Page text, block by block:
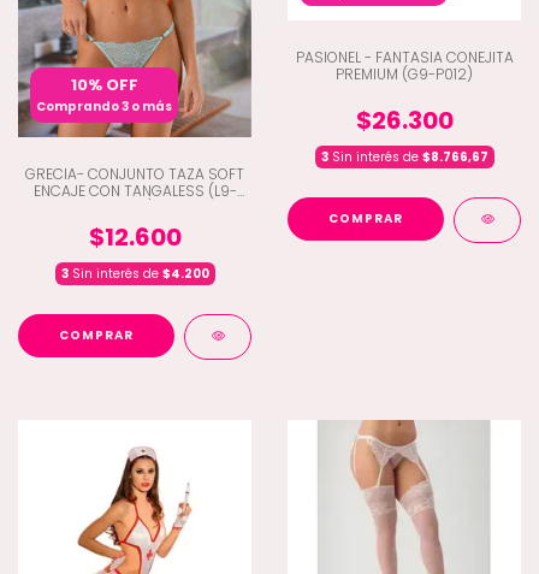
10% OFF
Comprando 3 o más
GRECIA- CONJUNTO TAZA SOFT
ENCAJE CON TANGALESS (L9-
$12.600
3Sin interés de $4.200
COMPRAR
PASIONEL - FANTASIA CONEJITA
PREMIUM (G9-P012)
$26.300
3Sin interés de $8.766,67
COMPRAR